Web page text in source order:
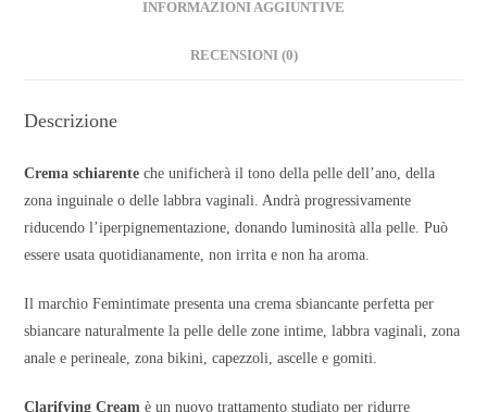
INFORMAZIONI AGGIUNTIVE
RECENSIONI (0)
Descrizione
Crema schiarente che unificherà il tono della pelle dell’ano, della
zona inguinale o delle labbra vaginali. Andrà progressivamente
riducendo l’iperpignementazione, donando luminosità alla pelle. Può
essere usata quotidianamente, non irrita e non ha aroma.
Il marchio Femintimate presenta una crema sbiancante perfetta per
sbiancare naturalmente la pelle delle zone intime, labbra vaginali, zona
anale e perineale, zona bikini, capezzoli, ascelle e gomiti.
Clarifying Cream è un nuovo trattamento studiato per ridurre